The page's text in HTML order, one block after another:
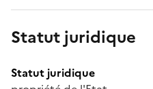
Statut juridique
Statut juridique